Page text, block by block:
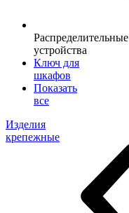
Распределительные
устройства
Ключ для
шкафов
Показать
все
Изделия
крепежные